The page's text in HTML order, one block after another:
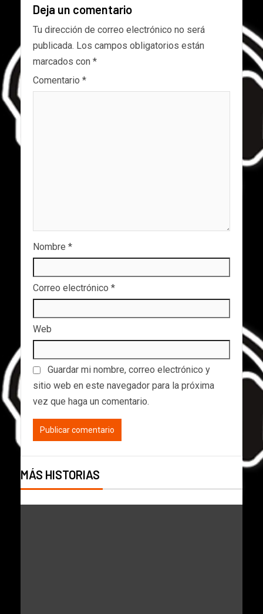
Deja un comentario
Tu dirección de correo electrónico no será
publicada. Los campos obligatorios están
marcados con *
Comentario *
Nombre *
Correo electrónico *
Web
Guardar mi nombre, correo electrónico y
sitio web en este navegador para la próxima
vez que haga un comentario.
MÁS HISTORIAS